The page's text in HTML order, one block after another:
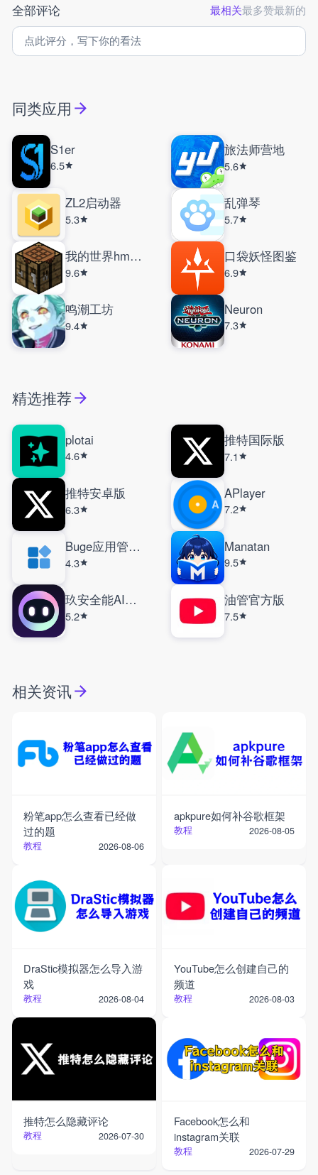
全部评论 最相关最多赞最新的
同类应用
S1er
6.5
旅法师营地
5.6
ZL2启动器
5.3
乱弹琴
5.7
我的世界hmcl启动器
9.6
口袋妖怪图鉴
6.9
鸣潮工坊
9.4
Neuron
7.3
精选推荐
plotai
4.6
推特国际版
7.1
推特安卓版
6.3
APlayer
7.2
Buge应用管理器
4.3
Manatan
9.5
玖安全能AI助手
5.2
油管官方版
7.5
相关资讯
粉笔app怎么查看已经做
过的题
教程 2026-08-06
apkpure如何补谷歌框架
教程 2026-08-05
DraStic模拟器怎么导入游
戏
教程 2026-08-04
YouTube怎么创建自己的
频道
教程 2026-08-03
推特怎么隐藏评论
教程 2026-07-30
Facebook怎么和
instagram关联
教程 2026-07-29